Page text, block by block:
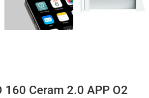
160 Ceram 2.0 APP O2